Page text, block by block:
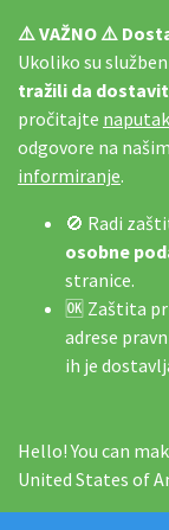
⚠️ VAŽNO ⚠️
Ukoliko su
tražili da
pročitajte
odgovore na našim
informiranje.
🚫 Radi
osobne
stranice.
🆗 Zaštita
adrese
ih je
Hello! You can
United States of